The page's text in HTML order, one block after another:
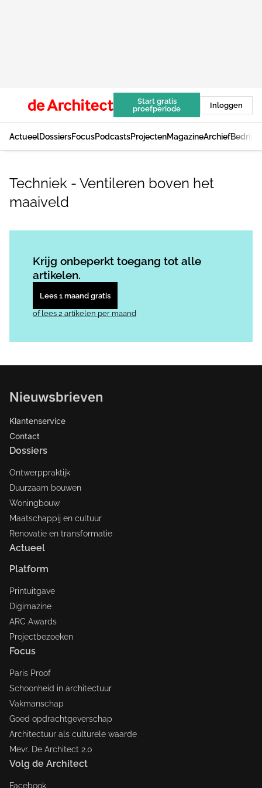
Start gratis
proefperiode
Inloggen
ActueelDossiersFocusPodcastsProjectenMagazineArchief
Techniek - Ventileren boven het
maaiveld
Krijg onbeperkt toegang tot alle
artikelen.
Lees 1 maand gratis
of lees 2 artikelen per maand
Nieuwsbrieven
Klantenservice
Contact
Dossiers
Ontwerppraktijk
Duurzaam bouwen
Woningbouw
Maatschappij en cultuur
Renovatie en transformatie
Actueel
Platform
Printuitgave
Digimazine
ARC Awards
Projectbezoeken
Focus
Paris Proof
Schoonheid in architectuur
Vakmanschap
Goed opdrachtgeverschap
Architectuur als culturele waarde
Mevr. De Architect 2.0
Volg de Architect
Facebook